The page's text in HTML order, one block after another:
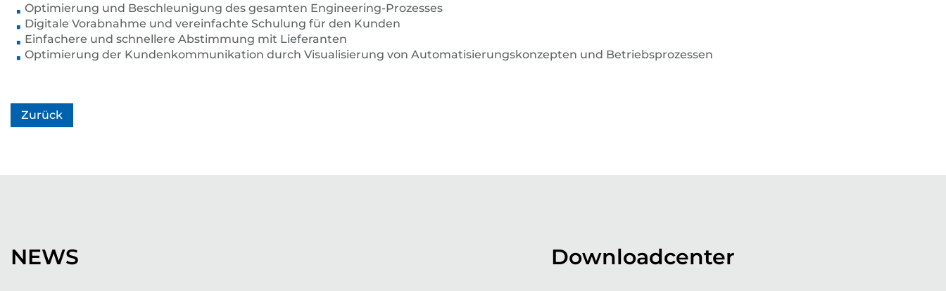
Optimierung und Beschleunigung des gesamten Engineering-Prozesses
Digitale Vorabnahme und vereinfachte Schulung für den Kunden
Einfachere und schnellere Abstimmung mit Lieferanten
Optimierung der Kundenkommunikation durch Visualisierung von Automatisierungskonzepten und Betriebsprozessen
Zurück
NEWS Downloadcenter